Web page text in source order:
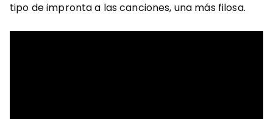
tipo de impronta a las canciones, una más filosa.